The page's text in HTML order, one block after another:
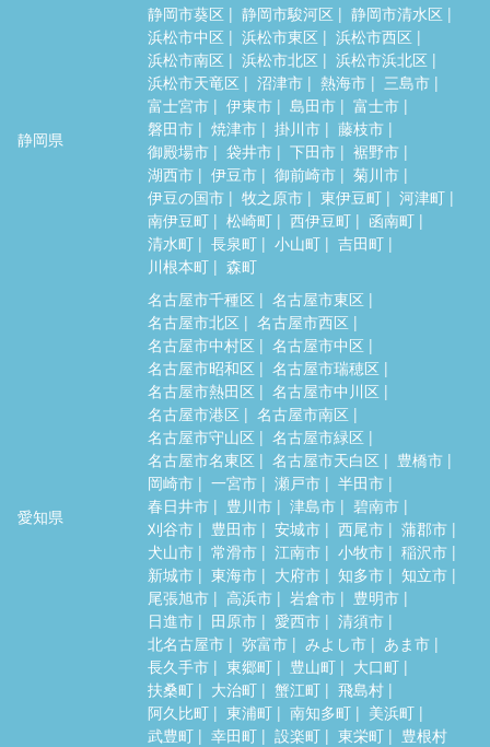
静岡県
静岡市葵区 静岡市駿河区
静岡市清水区
浜松市中区
浜松市東区
浜松市西区
浜松市南区
浜松市北区
浜松市浜北区
浜松市天竜区
沼津市 熱海市
三島市
富士宮市
伊東市 島田市
富士市
磐田市
焼津市 掛川市
藤枝市
御殿場市
袋井市 下田市
裾野市
湖西市
伊豆市 御前崎市
菊川市
伊豆の国市
牧之原市 東伊豆町
河津町
南伊豆町
松崎町 西伊豆町
函南町
清水町
長泉町 小山町
吉田町
川根本町
森町
愛知県
名古屋市千種区
名古屋市東区
名古屋市北区
名古屋市西区
名古屋市中村区
名古屋市中区
名古屋市昭和区
名古屋市瑞穂区
名古屋市熱田区
名古屋市中川区
名古屋市港区
名古屋市南区
名古屋市守山区
名古屋市緑区
名古屋市名東区
名古屋市天白区
豊橋市
岡崎市
一宮市 瀬戸市
半田市
春日井市
豊川市 津島市
碧南市
刈谷市
豊田市 安城市 西尾市
蒲郡市
犬山市
常滑市 江南市 小牧市
稲沢市
新城市
東海市 大府市 知多市
知立市
尾張旭市
高浜市 岩倉市
豊明市
日進市
田原市 愛西市
清須市
北名古屋市
弥富市 みよし市
あま市
長久手市
東郷町 豊山町
大口町
扶桑町
大治町 蟹江町
飛島村
阿久比町
東浦町 南知多町
美浜町
武豊町
幸田町 設楽町 東栄町 豊根村